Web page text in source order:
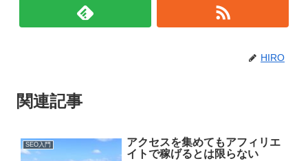
HIRO
関連記事
SEO入門
アクセスを集めてもアフィリエ
イトで稼げるとは限らない